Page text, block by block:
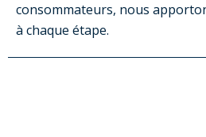
consommateurs, nous
à chaque étape.